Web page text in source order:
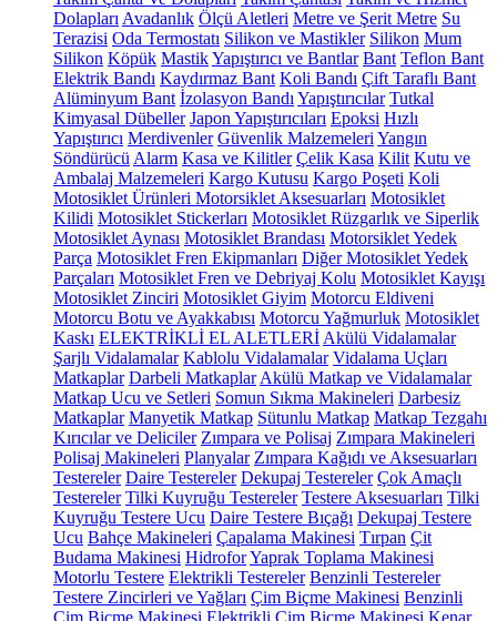
Dolapları Avadanlık Ölçü Aletleri Metre ve Şerit Metre Su
Terazisi Oda Termostatı Silikon ve Mastikler Silikon Mum
Silikon Köpük MastikYapıştırıcı ve Bantlar Bant Teflon Bant
Elektrik Bandı Kaydırmaz Bant Koli Bandı Çift Taraflı Bant
Alüminyum Bant İzolasyon Bandı Yapıştırıcılar Tutkal
Kimyasal Dübeller Japon Yapıştırıcıları Epoksi Hızlı
Yapıştırıcı Merdivenler Güvenlik Malzemeleri Yangın
Söndürücü Alarm Kasa ve Kilitler Çelik Kasa Kilit Kutu ve
Ambalaj Malzemeleri Kargo Kutusu Kargo Poşeti Koli
Motosiklet Ürünleri Motorsiklet Aksesuarları Motosiklet
Kilidi Motosiklet Stickerları Motosiklet Rüzgarlık ve Siperlik
Motosiklet Aynası Motosiklet Brandası Motorsiklet Yedek
Parça Motosiklet Fren Ekipmanları Diğer Motosiklet Yedek
Parçaları Motosiklet Fren ve Debriyaj Kolu Motosiklet Kayışı
Motosiklet Zinciri Motosiklet Giyim Motorcu Eldiveni
Motorcu Botu ve Ayakkabısı Motorcu Yağmurluk Motosiklet
Kaskı ELEKTRİKLİ EL ALETLERİ Akülü Vidalamalar
Şarjlı Vidalamalar Kablolu Vidalamalar Vidalama Uçları
Matkaplar Darbeli Matkaplar Akülü Matkap ve Vidalamalar
Matkap Ucu ve Setleri Somun Sıkma Makineleri Darbesiz
Matkaplar Manyetik Matkap Sütunlu Matkap Matkap Tezgahı
Kırıcılar ve Deliciler Zımpara ve Polisaj Zımpara Makineleri
Polisaj Makineleri Planyalar Zımpara Kağıdı ve Aksesuarları
Testereler Daire Testereler Dekupaj Testereler Çok Amaçlı
Testereler Tilki Kuyruğu Testereler Testere Aksesuarları Tilki
Kuyruğu Testere Ucu Daire Testere Bıçağı Dekupaj Testere
Ucu Bahçe Makineleri Çapalama Makinesi Tırpan Çit
Budama Makinesi HidroforYaprak Toplama Makinesi
Motorlu Testere Elektrikli Testereler Benzinli Testereler
Testere Zincirleri ve Yağları Çim Biçme Makinesi Benzinli
Çim Biçme Makinesi Elektrikli Çim Biçme Makinesi Kenar